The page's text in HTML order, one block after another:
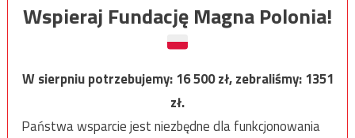
Wspieraj Fundację Magna Polonia!
W sierpniu potrzebujemy:16 500zł, zebraliśmy:1351
zł.
Państwa wsparcie jest niezbędne dla funkcjonowania